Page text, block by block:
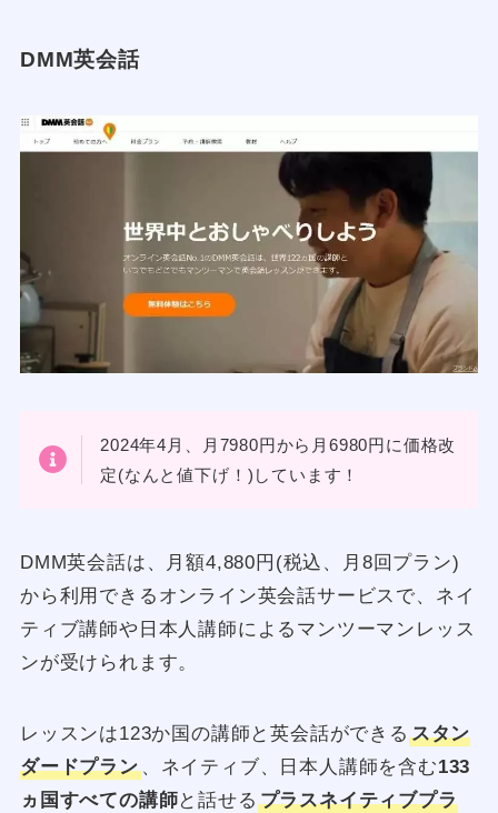
DMM英会話
2024年4月、月7980円から月6980円に価格改
定(なんと値下げ！)しています！
DMM英会話は、月額4,880円(税込、月8回プラン)
から利用できるオンライン英会話サービスで、ネイ
ティブ講師や日本人講師によるマンツーマンレッス
ンが受けられます。
レッスンは123か国の講師と英会話ができる スタン
ダードプラン、ネイティブ、日本人講師を含む133
ヵ国すべての講師と話せる プラスネイティブプラ